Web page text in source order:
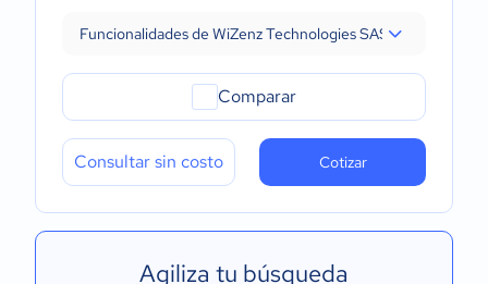
Funcionalidades de WiZenz Technologies SAS
Comparar
Consultar sin costo Cotizar
Agiliza tu búsqueda